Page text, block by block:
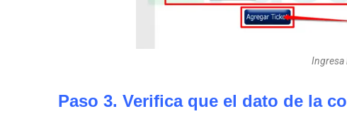
Ingresa
Paso 3. Verifica que el dato de la